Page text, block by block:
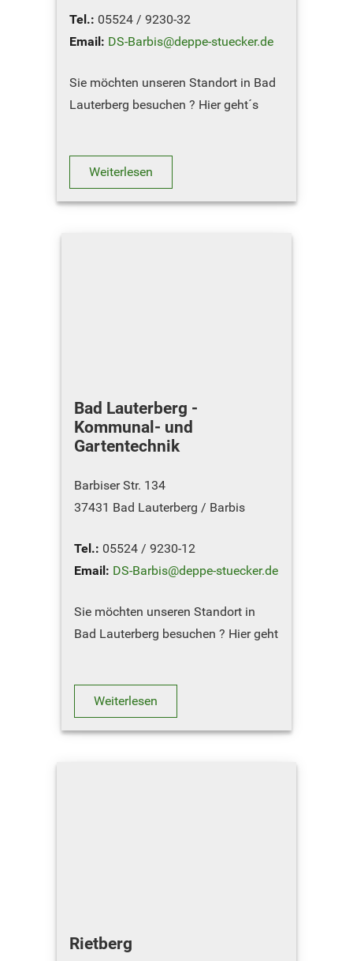
Tel.: 05524 / 9230-32
Email: DS-Barbis@deppe-stuecker.de
Sie möchten unseren Standort in Bad
Lauterberg besuchen ? Hier geht´s
ÖFFNUNGSZEITE…
Weiterlesen
Bad Lauterberg -
Kommunal- und
Gartentechnik
Barbiser Str. 134
37431 Bad Lauterberg / Barbis
Tel.: 05524 / 9230-12
Email: DS-Barbis@deppe-stuecker.de
Sie möchten unseren Standort in
Bad Lauterberg besuchen ? Hier geht
ÖFFNUNGSZEITE…
Weiterlesen
Rietberg